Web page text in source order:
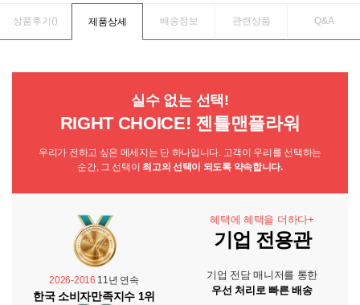
상품후기() 제품상세 배송정보 관련상품 Q&A
실수 없는 선택!
RIGHT CHOICE! 젠틀맨플라워
우리가 전하고 싶은 메세지는 단 하나입니다. 고객이 우리를 선택하는
순간, 그 선택이 최고의 선택이 되도록 약속합니다.
2026-2016 11년 연속
한국 소비자만족지수 1위
혜택에 혜택을 더하다+
기업 전용관
기업 전담 매니저를 통한
우선 처리로 빠른 배송